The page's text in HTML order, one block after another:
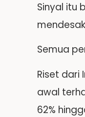
Sinyal itu
Semua
Riset dari
awal
62%